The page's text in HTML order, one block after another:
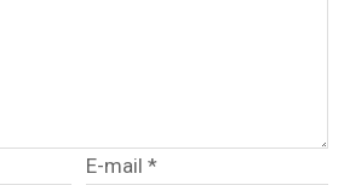
E-mail*